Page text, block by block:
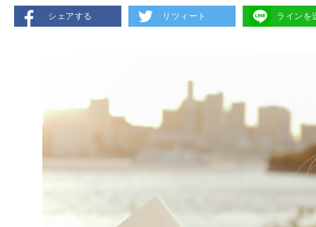
シェアする リツィート ラインを